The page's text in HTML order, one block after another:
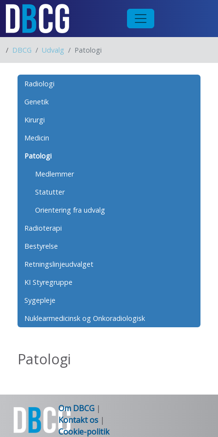
/ DBCG Udvalg Patologi
Radiologi
Genetik
Kirurgi
Medicin
Patologi
Medlemmer
Statutter
Orientering fra udvalg
Radioterapi
Bestyrelse
Retningslinjeudvalget
KI Styregruppe
Sygepleje
Nuklearmedicinsk og Onkoradiologisk
Patologi
Om DBCG |
Kontakt os |
Cookie-politik